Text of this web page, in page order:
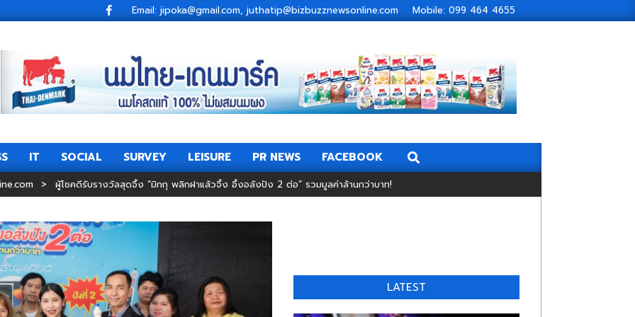
Email: jipoka@gmail.com, juthatip@bizbuzznewsonline.com Mobile: 099 464 4655
Primary
Navigation
Menu
IT SOCIAL SURVEY LEISURE PR NEWS FACEBOOK Search
> ผู้โชคดีรับรางวัลสุดจึ้ง “มิกกุ พลิกฝาแล้วจึ้ง อึ้งอลังปัง 2 ต่อ” รวมมูลค่าล้านกว่าบาท!
LATEST